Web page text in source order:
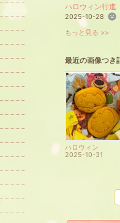
ハロウィン行進
2025-10-28
もっと見る >>
最近の画像つき
ハロウィン
2025-10-31